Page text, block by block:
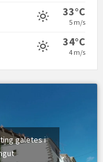
33°C
5 m/s
34°C
4 m/s
galetes i